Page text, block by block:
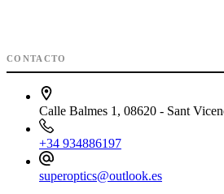
CONTACTO
Calle Balmes 1, 08620 - Sant
+34 934886197
superoptics@outlook.es